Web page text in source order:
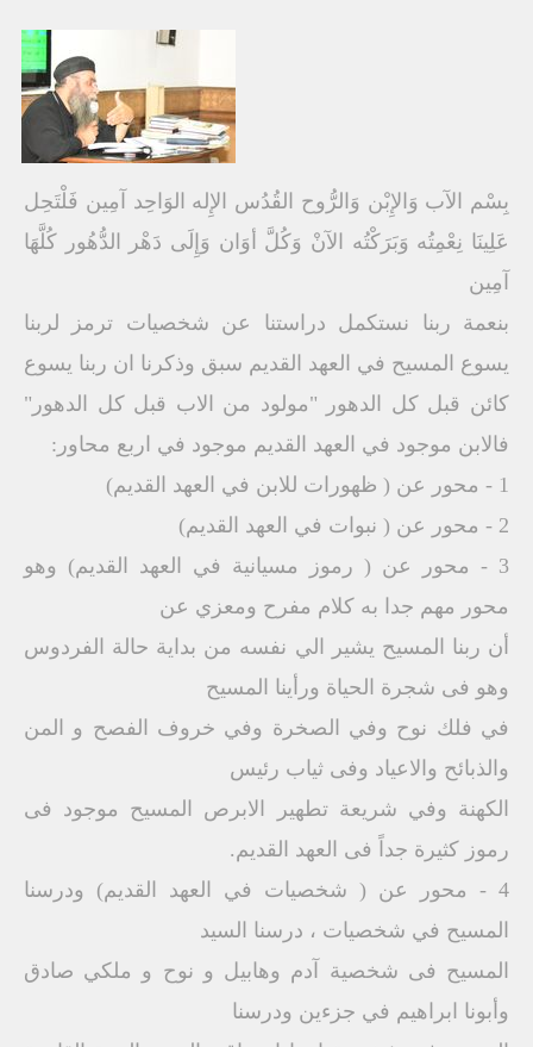
بِسْم الآب وَالإِبْن وَالرُّوح القُدُس الإِله الوَاحِد آمِين فَلْتَحِل
عَلِينَا نِعْمِتُه وَبَرَكْتُه الآنْ وَكُلَّ أوَان وَإِلَى دَهْر الدُّهُور كُلَّهَا
آمِين
بنعمة ربنا نستكمل دراستنا عن شخصيات ترمز لربنا
يسوع المسيح في العهد القديم سبق وذكرنا ان ربنا يسوع
كائن قبل كل الدهور "مولود من الاب قبل كل الدهور"
فالابن موجود في العهد القديم موجود في اربع محاور:
1 - محور عن ( ظهورات للابن في العهد القديم)
2 - محور عن ( نبوات في العهد القديم)
3 - محور عن ( رموز مسيانية في العهد القديم) وهو
محور مهم جدا به كلام مفرح ومعزي عن
أن ربنا المسيح يشير الي نفسه من بداية حالة الفردوس
وهو فى شجرة الحياة ورأينا المسيح
في فلك نوح وفي الصخرة وفي خروف الفصح و المن
والذبائح والاعياد وفى ثياب رئيس
الكهنة وفي شريعة تطهير الابرص المسيح موجود فى
رموز كثيرة جداً فى العهد القديم.
4 - محور عن ( شخصيات في العهد القديم) ودرسنا
المسيح في شخصيات ، درسنا السيد
المسيح فى شخصية آدم وهابيل و نوح و ملكي صادق
وأبونا ابراهيم في جزءين ودرسنا